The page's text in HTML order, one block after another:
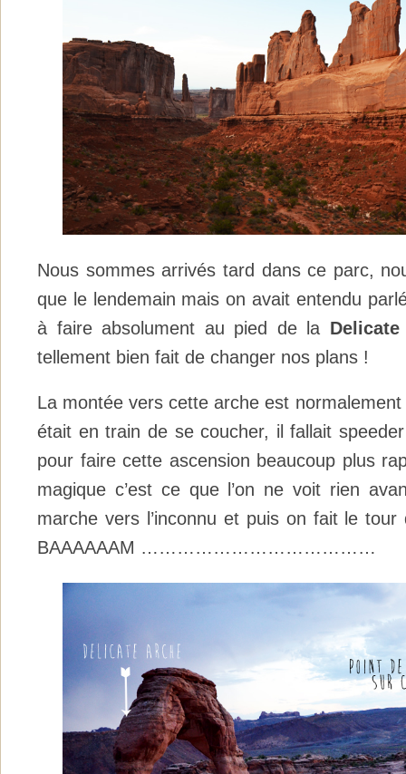
Nous sommes arrivés tard dans ce parc,
que le lendemain mais on avait entendu
à faire absolument au pied de la
tellement bien fait de changer nos plans !
La montée vers cette arche est normalement
était en train de se coucher, il fallait
pour faire cette ascension beaucoup plus
magique c’est ce que l’on ne voit rien
marche vers l’inconnu et puis on fait le tour
BAAAAAAM …………………………………